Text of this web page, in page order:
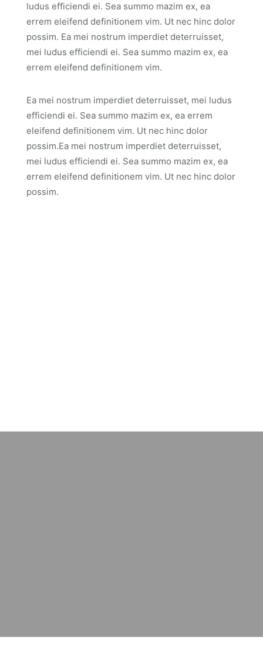
ludus efficiendi ei. Sea summo mazim ex, ea
errem eleifend definitionem vim. Ut nec hinc dolor
possim. Ea mei nostrum imperdiet deterruisset,
mei ludus efficiendi ei. Sea summo mazim ex, ea
errem eleifend definitionem vim.
Ea mei nostrum imperdiet deterruisset, mei ludus
efficiendi ei. Sea summo mazim ex, ea errem
eleifend definitionem vim. Ut nec hinc dolor
possim.Ea mei nostrum imperdiet deterruisset,
mei ludus efficiendi ei. Sea summo mazim ex, ea
errem eleifend definitionem vim. Ut nec hinc dolor
possim.